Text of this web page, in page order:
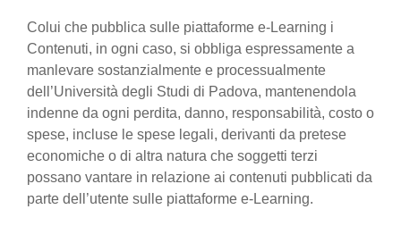
Colui che pubblica sulle piattaforme e-Learning i
Contenuti, in ogni caso, si obbliga espressamente a
manlevare sostanzialmente e processualmente
dell’Università degli Studi di Padova, mantenendola
indenne da ogni perdita, danno, responsabilità, costo o
spese, incluse le spese legali, derivanti da pretese
economiche o di altra natura che soggetti terzi
possano vantare in relazione ai contenuti pubblicati da
parte dell’utente sulle piattaforme e-Learning.